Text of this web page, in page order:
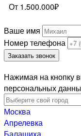
От 1.500.000₽
Ваше имя
Номер телефона
Заказать звонок
Нажимая на кнопку
персональных
Москва
Апрелевка
Балашиха